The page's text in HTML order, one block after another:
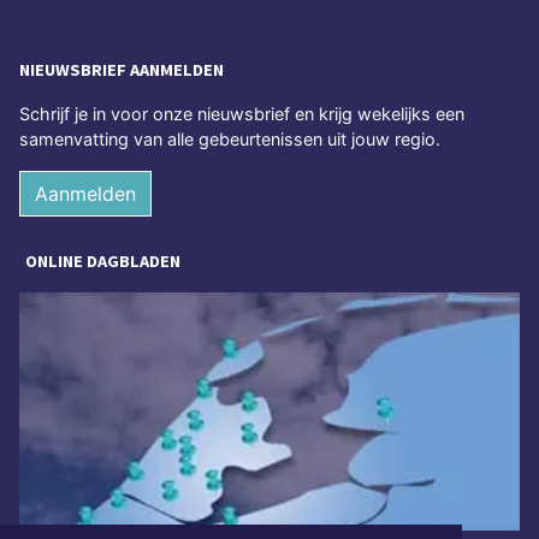
NIEUWSBRIEF AANMELDEN
Schrijf je in voor onze nieuwsbrief en krijg wekelijks een
samenvatting van alle gebeurtenissen uit jouw regio.
Aanmelden
ONLINE DAGBLADEN